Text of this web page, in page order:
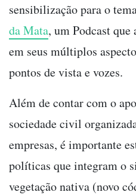
sensibilização para o
da Mata, um Podcast que
em seus múltiplos
pontos de vista e vozes.
Além de contar com o
sociedade civil
empresas, é importante
políticas que integram o
vegetação nativa (novo